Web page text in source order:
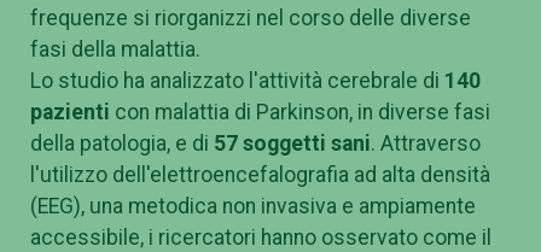
frequenze si riorganizzi nel corso delle diverse
fasi della malattia.
Lo studio ha analizzato l'attività cerebrale di 140
pazienti con malattia di Parkinson, in diverse fasi
della patologia, e di 57 soggetti sani. Attraverso
l'utilizzo dell'elettroencefalografia ad alta densità
(EEG), una metodica non invasiva e ampiamente
accessibile, i ricercatori hanno osservato come il